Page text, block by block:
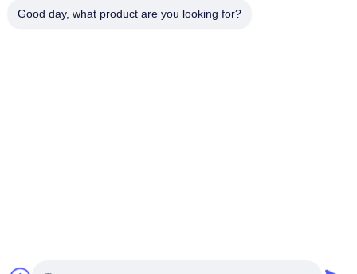
Zimmer 709, Block 2 von Anbo.
Good day, what product are you looking for?